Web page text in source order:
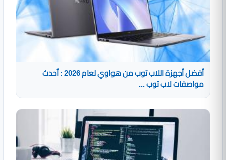
أفضل أجهزة اللاب توب من هواوي لعام 2026 : أحدث
مواصفات لاب توب ...